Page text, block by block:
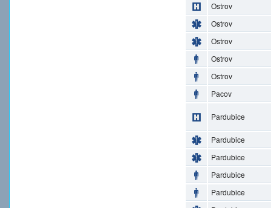
Ostrov
Ostrov
Ostrov
Ostrov
Ostrov
Pacov
Pardubice
Pardubice
Pardubice
Pardubice
Pardubice